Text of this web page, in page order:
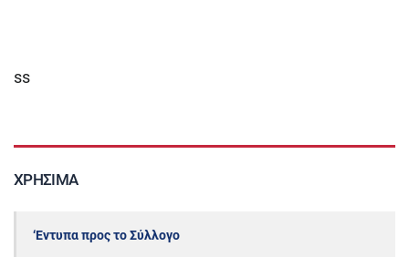
ss
ΧΡΉΣΙΜΑ
‘Εντυπα προς το Σύλλογο